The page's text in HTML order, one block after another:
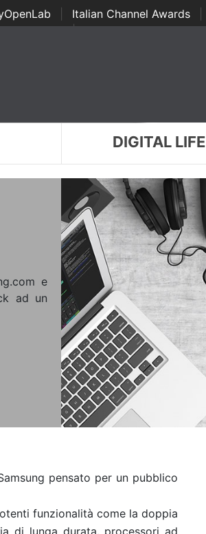
Italian Channel Awards
Awards | ...
DIGITAL LIFE
e
ad un
pensato per un pubblico
funzionalità come la doppia
di lunga durata, processori ad